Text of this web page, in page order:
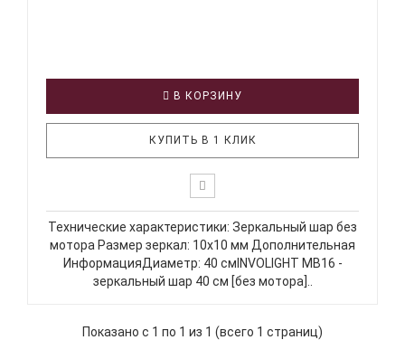
В КОРЗИНУ
КУПИТЬ В 1 КЛИК
Технические характеристики: Зеркальный шар без
мотора Размер зеркал: 10х10 мм Дополнительная
ИнформацияДиаметр: 40 смINVOLIGHT MB16 -
зеркальный шар 40 см [без мотора]..
Показано с 1 по 1 из 1 (всего 1 страниц)